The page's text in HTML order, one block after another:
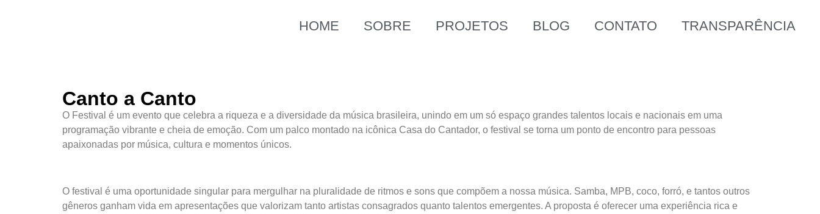
HOME SOBRE PROJETOS BLOG CONTATO TRANSPARÊNCIA
Canto a Canto
O Festival é um evento que celebra a riqueza e a diversidade da música brasileira, unindo em um só espaço grandes talentos locais e nacionais em uma
programação vibrante e cheia de emoção. Com um palco montado na icônica Casa do Cantador, o festival se torna um ponto de encontro para pessoas
apaixonadas por música, cultura e momentos únicos.
O festival é uma oportunidade singular para mergulhar na pluralidade de ritmos e sons que compõem a nossa música. Samba, MPB, coco, forró, e tantos outros
gêneros ganham vida em apresentações que valorizam tanto artistas consagrados quanto talentos emergentes. A proposta é oferecer uma experiência rica e